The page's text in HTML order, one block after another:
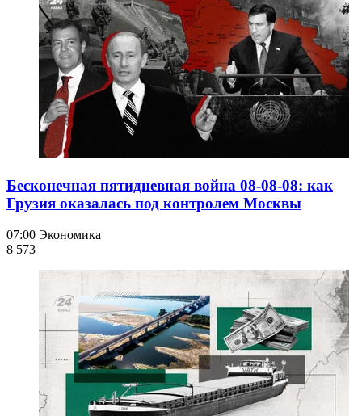
Бесконечная пятидневная война 08-08-08: как
Грузия оказалась под контролем Москвы
07:00 Экономика
8 573